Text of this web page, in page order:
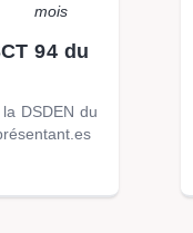
mois
94 du
DSDEN du